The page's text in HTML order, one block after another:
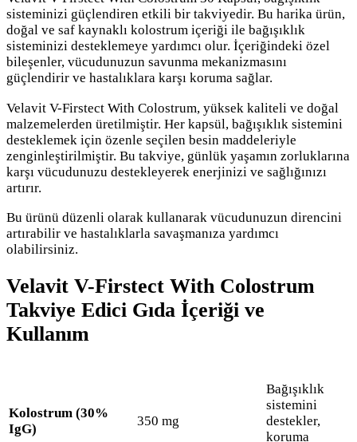
sisteminizi güçlendiren etkili bir takviyedir. Bu harika ürün,
doğal ve saf kaynaklı kolostrum içeriği ile bağışıklık
sisteminizi desteklemeye yardımcı olur. İçeriğindeki özel
bileşenler, vücudunuzun savunma mekanizmasını
güçlendirir ve hastalıklara karşı koruma sağlar.
Velavit V-Firstect With Colostrum, yüksek kaliteli ve doğal
malzemelerden üretilmiştir. Her kapsül, bağışıklık sistemini
desteklemek için özenle seçilen besin maddeleriyle
zenginleştirilmiştir. Bu takviye, günlük yaşamın zorluklarına
karşı vücudunuzu destekleyerek enerjinizi ve sağlığınızı
artırır.
Bu ürünü düzenli olarak kullanarak vücudunuzun direncini
artırabilir ve hastalıklarla savaşmanıza yardımcı
olabilirsiniz.
Velavit V-Firstect With Colostrum
Takviye Edici Gıda İçeriği ve
Kullanım
Kolostrum (30%
IgG)
350 mg
Bağışıklık
sistemini
destekler,
koruma